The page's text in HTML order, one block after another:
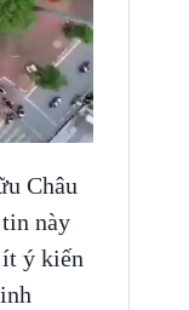
Châu
này
ít ý kiến